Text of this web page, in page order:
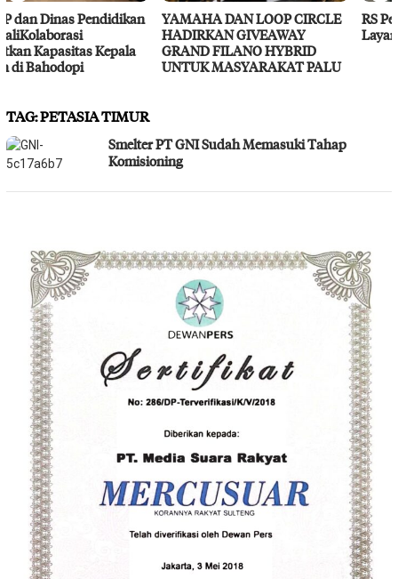
YAMAHA DAN LOOP CIRCLE
HADIRKAN GIVEAWAY
GRAND FILANO HYBRID
UNTUK MASYARAKAT PALU
RS Pendidikan Untad Gelar
Layanan Kesehatan Gratis
TAG:PETASIA TIMUR
Smelter PT GNI Sudah Memasuki Tahap
Komisioning